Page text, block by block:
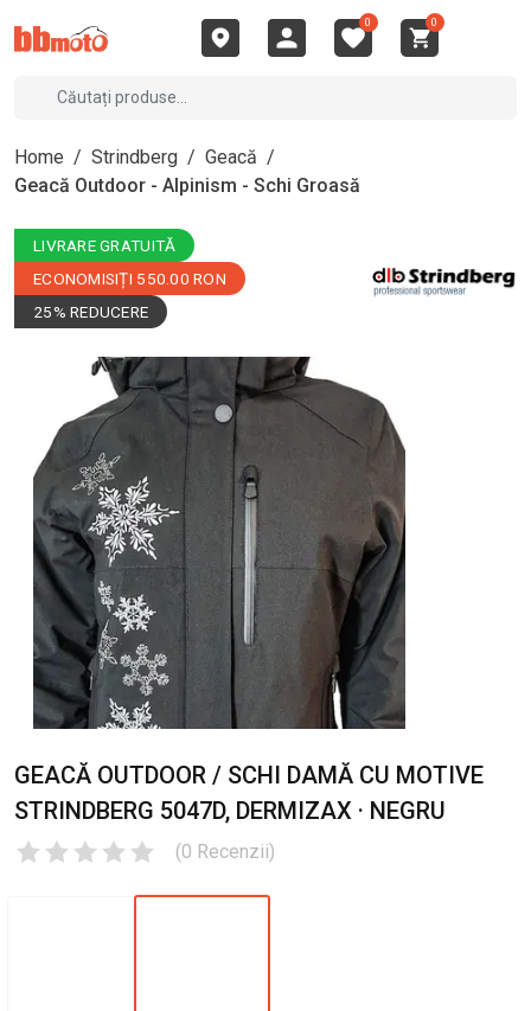
0 0
Home / Strindberg / Geacă /
Geacă Outdoor - Alpinism - Schi Groasă
LIVRARE GRATUITĂ
ECONOMISIȚI 550.00 RON
25% REDUCERE
GEACĂ OUTDOOR / SCHI DAMĂ CU MOTIVE
STRINDBERG 5047D, DERMIZAX · NEGRU
(0 Recenzii)